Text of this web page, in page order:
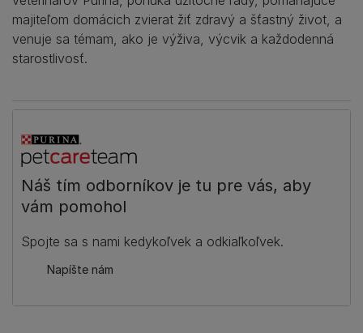
majiteľom domácich zvierat žiť zdravý a šťastný život, a
venuje sa témam, ako je výživa, výcvik a každodenná
starostlivosť.
Náš tím odborníkov je tu pre vás, aby
vám pomohol
Spojte sa s nami kedykoľvek a odkiaľkoľvek.
Napíšte nám